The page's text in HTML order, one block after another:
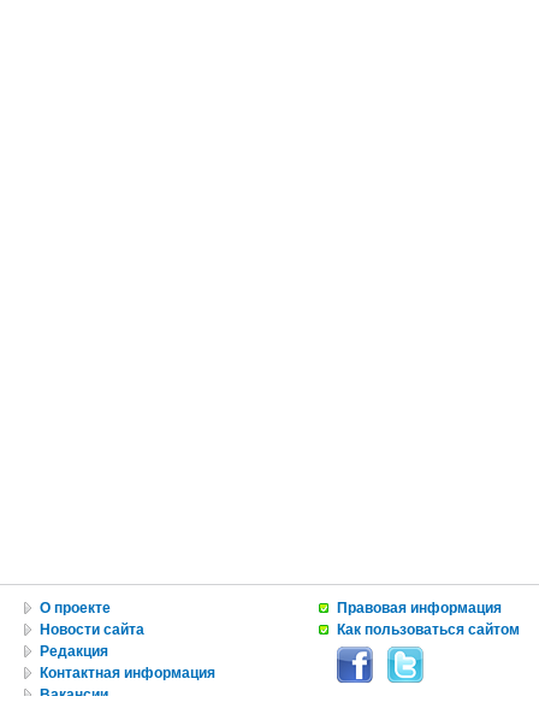
О проекте
Новости сайта
Редакция
Контактная информация
Вакансии
Правовая информация
Как пользоваться сайтом